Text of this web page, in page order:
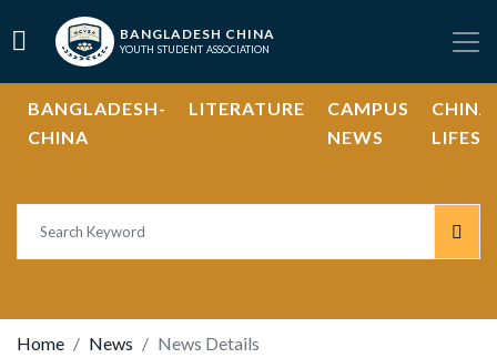
BANGLADESH CHINA
YOUTH STUDENT ASSOCIATION
BANGLADESH-
CHINA
LITERATURE
CAMPUS
NEWS
CHINA
Home News News Details